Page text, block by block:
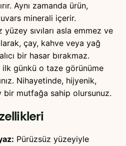
Aynı zamanda ürün,
minerali içerir.
yüzey sıvıları asla emmez ve
çay, kahve veya yağ
bir hasar bırakmaz.
günkü o taze görünüme
Nihayetinde, hijyenik,
bir mutfağa sahip olursunuz.
Pürüzsüz yüzeyiyle